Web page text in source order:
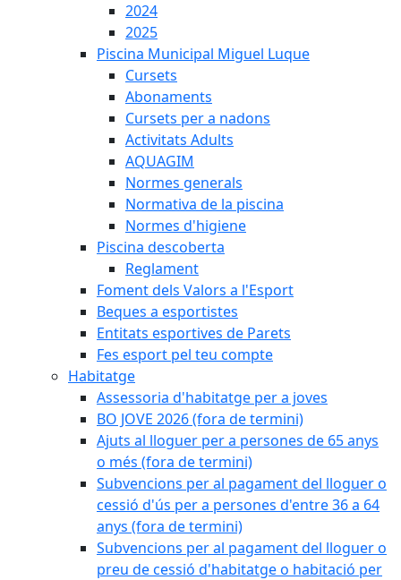
2024
2025
Piscina Municipal Miguel Luque
Cursets
Abonaments
Cursets per a nadons
Activitats Adults
AQUAGIM
Normes generals
Normativa de la piscina
Normes d'higiene
Piscina descoberta
Reglament
Foment dels Valors a l'Esport
Beques a esportistes
Entitats esportives de Parets
Fes esport pel teu compte
Habitatge
Assessoria d'habitatge per a joves
BO JOVE 2026 (fora de termini)
Ajuts al lloguer per a persones de 65 anys
o més (fora de termini)
Subvencions per al pagament del lloguer o
cessió d'ús per a persones d'entre 36 a 64
anys (fora de termini)
Subvencions per al pagament del lloguer o
preu de cessió d'habitatge o habitació per